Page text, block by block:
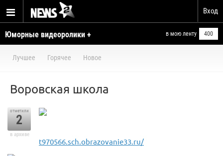
Вход
Юморные видеоролики +
умелые ручки
в мою ленту 400
Лучшее Горячее Новое
Воровская школа
отметили
2
в архиве
t970566.sch.obrazovanie33.ru/